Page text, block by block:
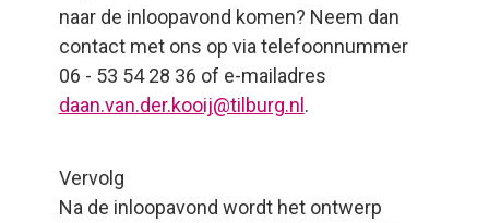
naar de inloopavond komen? Neem dan
contact met ons op via telefoonnummer
06 - 53 54 28 36 of e-mailadres
daan.van.der.kooij@tilburg.nl .
Vervolg
Na de inloopavond wordt het ontwerp